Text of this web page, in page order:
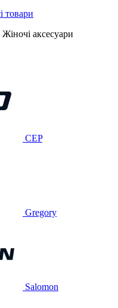
Жіночі аксесуари
CEP
Gregory
Salomon